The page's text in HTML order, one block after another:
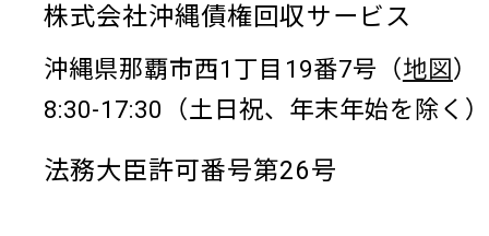
株式会社沖縄債権回収サービス
沖縄県那覇市西1丁目19番7号（地図）
8:30-17:30（土日祝、年末年始を除く
法務大臣許可番号第26号